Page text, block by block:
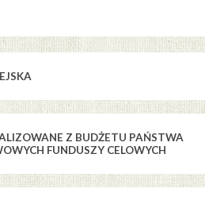
Z BUDŻETU PAŃSTWA
FUNDUSZY CELOWYCH